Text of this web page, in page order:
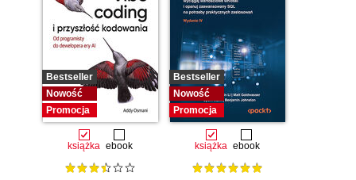
Bestseller
Nowość
Promocja
książka ebook
Bestseller
Nowość
Promocja
książka ebook